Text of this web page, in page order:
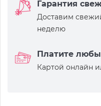
Гарантия
Доставим
неделю
Платите
Картой онлайн